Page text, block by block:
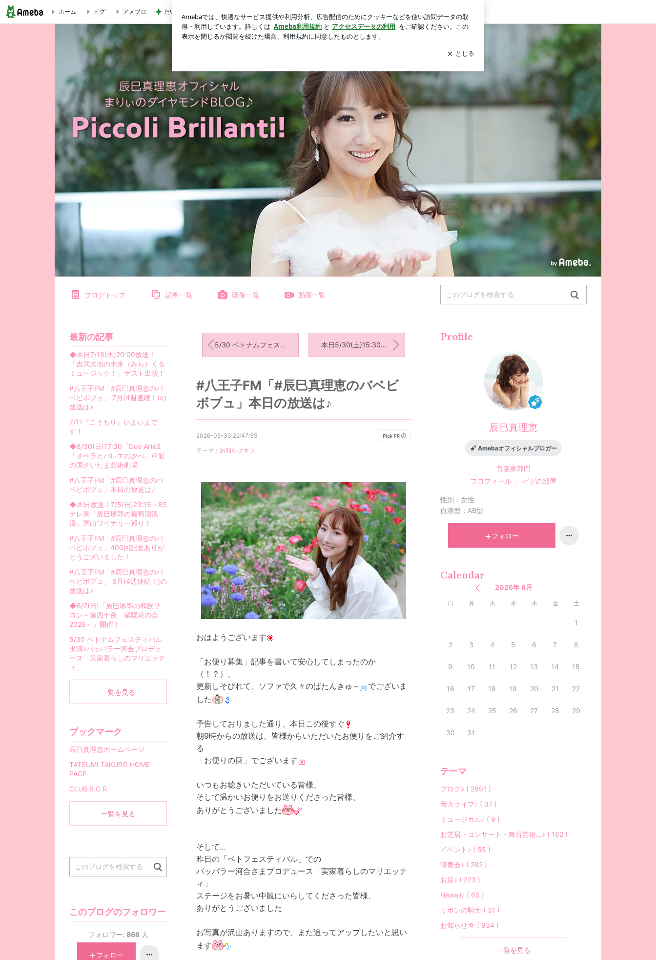
八王子FM「辰巳真理恵のバベビボブュ」お便りご紹介の回♪ | 辰巳真理恵オフィシャルブログ「Piccoli Brillanti!」Powered by Ameba
ホーム ピグ アメブロ だいた ありがたいポケット付きワンピ 新規登録 ログイン
ブログトップ 記事一覧 画像一覧 動画一覧
5/30 ベトナムフェスティバル出演♪パッパラー河合プロデュース「実家暮らしのマリエッティ」 本日5/30(土)15:30〜パッパラー河合プロデュース「実家暮らしのマリエッティ」ベトフェス！
#八王子FM「#辰巳真理恵のバベビ
ボブュ」本日の放送は♪
2026-05-30 22:47:35
テーマ： お知らせ☆
おはようございます
「お便り募集」記事を書いて安心してしまったのか
（！？）、
更新しそびれて、ソファで久々のばたんきゅ～
でございま
した
予告しておりました通り、本日この後すぐ
朝9時からの放送は、皆様からいただいたお便りをご紹介す
る
「お便りの回」でございます
いつもお聴きいただいている皆様、
そして温かいお便りをお送りくださった皆様、
ありがとうございました
そして…
昨日の「ベトフェスティバル」での
パッパラー河合さまプロデュース「実家暮らしのマリエッテ
ィ」
ステージをお暑い中観にいらしてくださった皆様、
ありがとうございました
お写真が沢山ありますので、また追ってアップしたいと思い
ます
Profile
辰巳真理恵
Amebaオフィシャルブロガー
音楽家部門
プロフィール
ピグの部屋
性別： 女性
血液型： AB型
フォロー
Calendar
2026年 8月
日 月 火 水 木 金 土
1
2 3 4 5 6 7 8
9 10 11 12 13 14 15
16 17 18 19 20 21 22
23 24 25 26 27 28 29
30 31
テーマ
ブログ♪ ( 2691 )
音大ライフ♪ ( 37 )
ミュージカル♪ ( 9 )
お芝居・コンサート・舞台芸術…♪ ( 162 )
イベント♪ ( 55 )
演奏会♪ ( 282 )
お店♪ ( 223 )
Hawaii♪ ( 65 )
リボンの騎士 ( 31 )
お知らせ☆ ( 934 )
一覧を見る
最新の記事
◆本日7/16(木)20:00放送！
「吉武大地の未来（みら）くる
ミュージック！」ゲスト出演！
#八王子FM「#辰巳真理恵のバ
ベビボブュ」 7月(4週連続！)の
放送は♪
7/11『こうもり』いよいよで
す！
◆8/30(日)17:30「Duo Arte2
「オペラとバレエの夕べ」＠彩
の国さいたま芸術劇場
#八王子FM「#辰巳真理恵のバ
ベビボブュ」本日の放送は♪
◆本日放送！7/5(日)23:15～BS
テレ東『辰巳琢郎の葡萄酒浪
漫』富山ワイナリー巡り！
#八王子FM「#辰巳真理恵のバ
ベビボブュ」400回記念ありが
とうございました！
#八王子FM「#辰巳真理恵のバ
ベビボブュ」 6月(4週連続！)の
放送は♪
◆6/7(日)「辰巳琢郎の和飲サ
ロン～第四十夜 紫陽花の会
2026～」開催！
5/30 ベトナムフェスティバル
出演♪パッパラー河合プロデュ
ース「実家暮らしのマリエッテ
ィ」
一覧を見る
ブックマーク
辰巳真理恵ホームページ
TATSUMI TAKURO HOME
PAGE
CLUB B.C.R.
一覧を見る
このブログのフォロワー
フォロワー: 866 人
フォロー